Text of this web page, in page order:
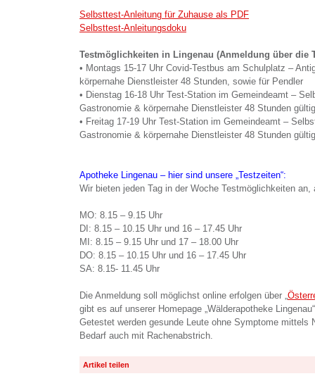
Selbsttest-Anleitung für Zuhause als PDF
Selbsttest-Anleitungsdoku
Testmöglichkeiten in Lingenau (Anmeldung über die
• Montags 15-17 Uhr Covid-Testbus am Schulplatz –
körpernahe Dienstleister 48 Stunden, sowie für Pendler
• Dienstag 16-18 Uhr Test-Station im Gemeindeamt –
Gastronomie & körpernahe Dienstleister 48 Stunden
• Freitag 17-19 Uhr Test-Station im Gemeindeamt –
Gastronomie & körpernahe Dienstleister 48 Stunden
Apotheke Lingenau – hier sind unsere „Testzeiten“:
Wir bieten jeden Tag in der Woche Testmöglichkeiten
MO: 8.15 – 9.15 Uhr
DI: 8.15 – 10.15 Uhr und 16 – 17.45 Uhr
MI: 8.15 – 9.15 Uhr und 17 – 18.00 Uhr
DO: 8.15 – 10.15 Uhr und 16 – 17.45 Uhr
SA: 8.15- 11.45 Uhr
Die Anmeldung soll möglichst online erfolgen über „
gibt es auf unserer Homepage „Wälderapotheke
Getestet werden gesunde Leute ohne Symptome mittels
Bedarf auch mit Rachenabstrich.
Artikel teilen